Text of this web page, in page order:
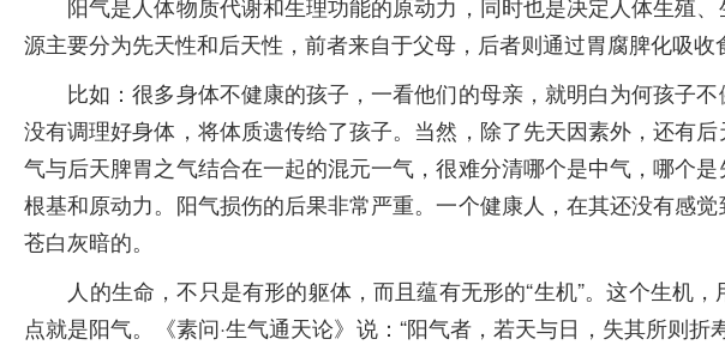
阳气是人体物质代谢和生理功能的原动力，同时也是决定人体生殖、
源主要分为先天性和后天性，前者来自于父母，后者则通过胃腐脾化吸收
比如：很多身体不健康的孩子，一看他们的母亲，就明白为何孩子不
没有调理好身体，将体质遗传给了孩子。当然，除了先天因素外，还有
气与后天脾胃之气结合在一起的混元一气，很难分清哪个是中气，哪个
根基和原动力。阳气损伤的后果非常严重。一个健康人，在其还没有感
苍白灰暗的。
人的生命，不只是有形的躯体，而且蕴有无形的“生机”。这个生机，
点就是阳气。《素问·生气通天论》说：“阳气者，若天与日，失其所则折